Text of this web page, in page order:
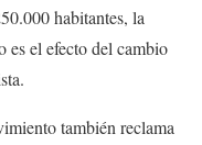
habitantes, la
es el efecto del cambio
también reclama